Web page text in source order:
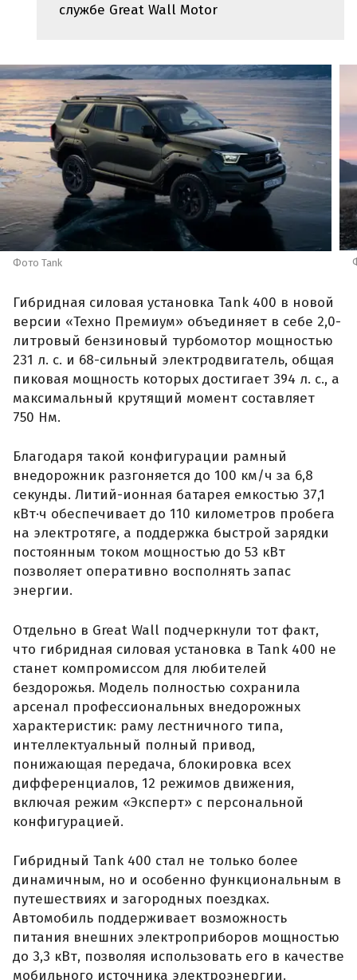
службе Great Wall Motor
Фото Tank
Гибридная силовая установка Tank 400 в новой
версии «Техно Премиум» объединяет в себе 2,0-
литровый бензиновый турбомотор мощностью
231 л. с. и 68-сильный электродвигатель, общая
пиковая мощность которых достигает 394 л. с., а
максимальный крутящий момент составляет
750 Нм.
Благодаря такой конфигурации рамный
внедорожник разгоняется до 100 км/ч за 6,8
секунды. Литий-ионная батарея емкостью 37,1
кВт·ч обеспечивает до 110 километров пробега
на электротяге, а поддержка быстрой зарядки
постоянным током мощностью до 53 кВт
позволяет оперативно восполнять запас
энергии.
Отдельно в Great Wall подчеркнули тот факт,
что гибридная силовая установка в Tank 400 не
станет компромиссом для любителей
бездорожья. Модель полностью сохранила
арсенал профессиональных внедорожных
характеристик: раму лестничного типа,
интеллектуальный полный привод,
понижающая передача, блокировка всех
дифференциалов, 12 режимов движения,
включая режим «Эксперт» с персональной
конфигурацией.
Гибридный Tank 400 стал не только более
динамичным, но и особенно функциональным в
путешествиях и загородных поездках.
Автомобиль поддерживает возможность
питания внешних электроприборов мощностью
до 3,3 кВт, позволяя использовать его в качестве
мобильного источника электроэнергии.